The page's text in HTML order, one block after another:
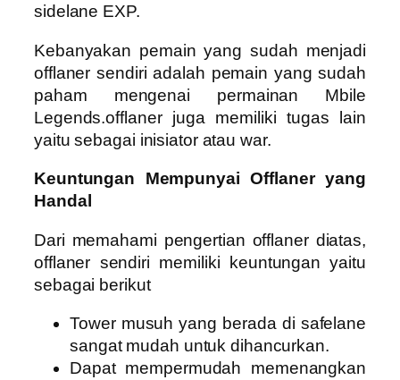
sidelane EXP.
Kebanyakan pemain yang sudah menjadi
offlaner sendiri adalah pemain yang sudah
paham mengenai permainan Mbile
Legends.offlaner juga memiliki tugas lain
yaitu sebagai inisiator atau war.
Keuntungan Mempunyai Offlaner yang
Handal
Dari memahami pengertian offlaner diatas,
offlaner sendiri memiliki keuntungan yaitu
sebagai berikut
Tower musuh yang berada di safelane
sangat mudah untuk dihancurkan.
Dapat mempermudah memenangkan